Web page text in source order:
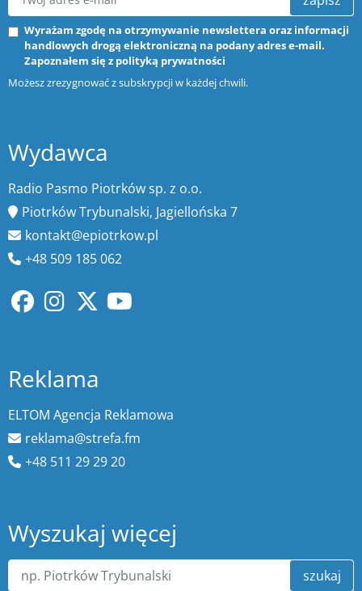
Wyrażam zgodę na otrzymywanie newslettera oraz informacji
handlowych drogą elektroniczną na podany adres e-mail.
Zapoznałem się z polityką prywatności
Możesz zrezygnować z subskrypcji w każdej chwili.
Wydawca
Radio Pasmo Piotrków sp. z o.o.
Piotrków Trybunalski, Jagiellońska 7
kontakt@epiotrkow.pl
+48 509 185 062
Reklama
ELTOM Agencja Reklamowa
reklama@strefa.fm
+48 511 29 29 20
Wyszukaj więcej
szukaj